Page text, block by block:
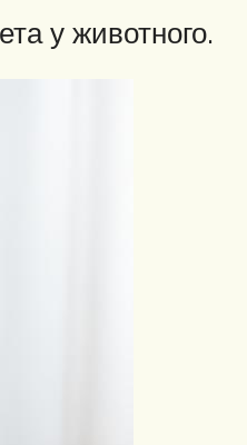
у животного.